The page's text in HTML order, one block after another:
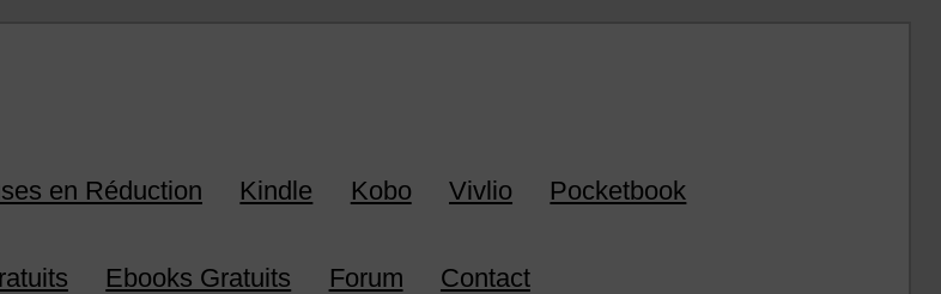
Vivlio, Pocketbook
en Réduction Kindle Kobo Vivlio Pocketbook
Ebooks Gratuits Forum Contact